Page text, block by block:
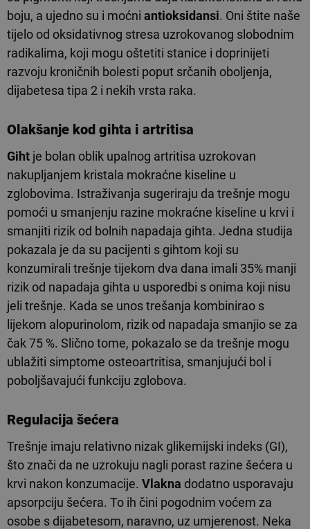
boju, a ujedno su i moćni antioksidansi. Oni štite naše
tijelo od oksidativnog stresa uzrokovanog slobodnim
radikalima, koji mogu oštetiti stanice i doprinijeti
razvoju kroničnih bolesti poput srčanih oboljenja,
dijabetesa tipa 2 i nekih vrsta raka.
Olakšanje kod gihta i artritisa
Giht je bolan oblik upalnog artritisa uzrokovan
nakupljanjem kristala mokraćne kiseline u
zglobovima. Istraživanja sugeriraju da trešnje mogu
pomoći u smanjenju razine mokraćne kiseline u krvi i
smanjiti rizik od bolnih napadaja gihta. Jedna studija
pokazala je da su pacijenti s gihtom koji su
konzumirali trešnje tijekom dva dana imali 35% manji
rizik od napadaja gihta u usporedbi s onima koji nisu
jeli trešnje. Kada se unos trešanja kombinirao s
lijekom alopurinolom, rizik od napadaja smanjio se za
čak 75 %. Slično tome, pokazalo se da trešnje mogu
ublažiti simptome osteoartritisa, smanjujući bol i
poboljšavajući funkciju zglobova.
Regulacija šećera
Trešnje imaju relativno nizak glikemijski indeks (GI),
što znači da ne uzrokuju nagli porast razine šećera u
krvi nakon konzumacije. Vlakna dodatno usporavaju
apsorpciju šećera. To ih čini pogodnim voćem za
osobe s dijabetesom, naravno, uz umjerenost. Neka